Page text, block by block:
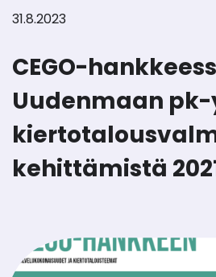
31.8.2023
CEGO-
Uudenmaan
kehittämistä